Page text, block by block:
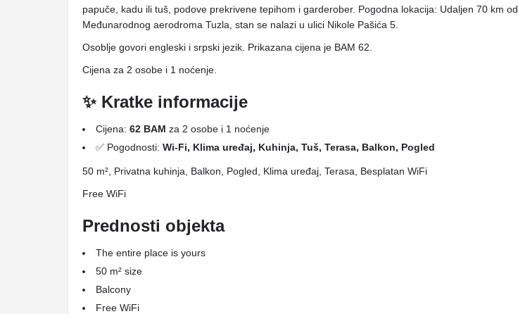
papuče, kadu ili tuš, podove prekrivene tepihom i garderober. Pogodna lokacija: Udaljen 70 km od
Međunarodnog aerodroma Tuzla, stan se nalazi u ulici Nikole Pašića 5.
Osoblje govori engleski i srpski jezik. Prikazana cijena je BAM 62.
Cijena za 2 osobe i 1 noćenje.
✨ Kratke informacije
Cijena: 62 BAM za 2 osobe i 1 noćenje
✅ Pogodnosti: Wi-Fi, Klima uređaj, Kuhinja, Tuš, Terasa, Balkon, Pogled
50 m², Privatna kuhinja, Balkon, Pogled, Klima uređaj, Terasa, Besplatan WiFi
Free WiFi
Prednosti objekta
The entire place is yours
50 m² size
Balcony
Free WiFi